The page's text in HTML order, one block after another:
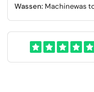
Wassen:Machinewas